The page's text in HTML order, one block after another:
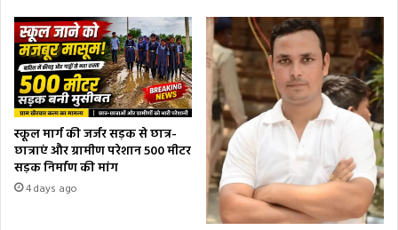
स्कूल मार्ग की जर्जर सड़क से छात्र-
छात्राएं और ग्रामीण परेशान 500 मीटर
सड़क निर्माण की मांग
4 days ago